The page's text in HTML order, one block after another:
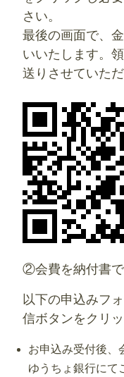
さい。
最後の画面で、
いいたします。
送りさせていただ
②会費を納付書
以下の申込みフ
信ボタンをクリ
お申込み受付後、
ゆうちょ銀行にて